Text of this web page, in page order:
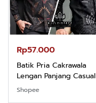
Rp57.000
Batik Pria Cakrawala
Lengan Panjang
Kemeja Batik Pria
Dewasa Lengan Panjang
Shopee